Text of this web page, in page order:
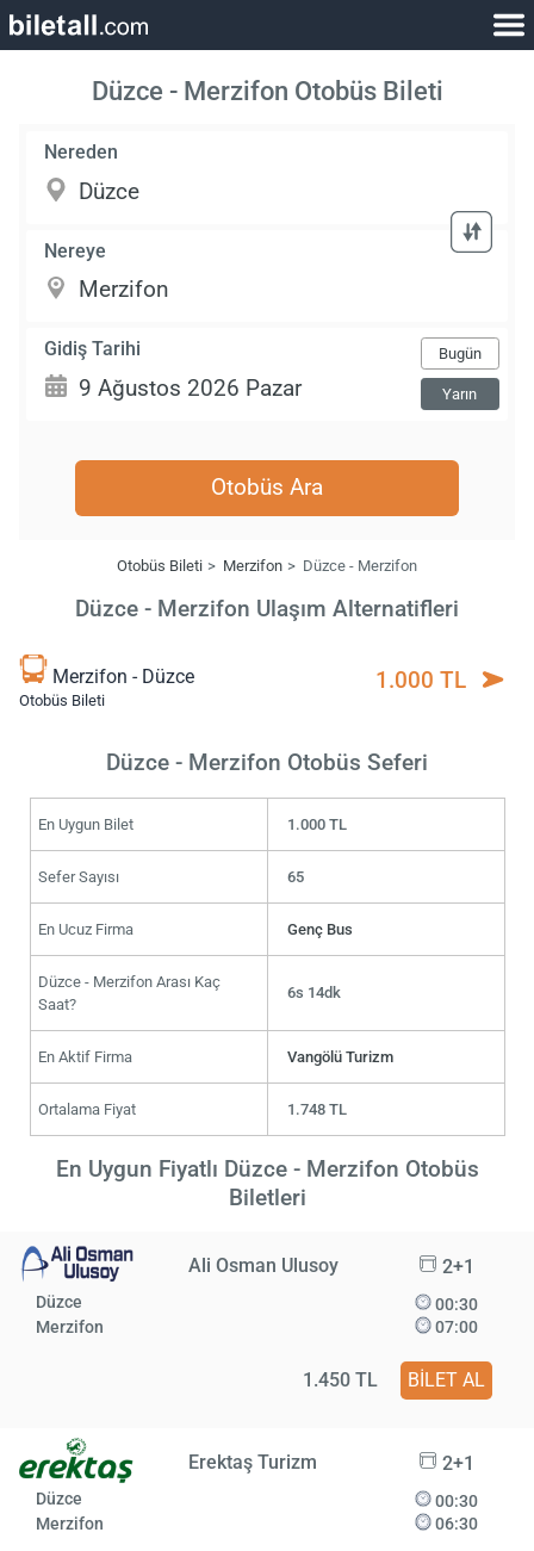
Düzce - Merzifon Otobüs Bileti
Nereden
Nereye
Gidiş Tarihi Bugün
Yarın
Otobüs Ara
Otobüs Bileti Merzifon Düzce - Merzifon
Düzce - Merzifon Ulaşım Alternatifleri
Merzifon - Düzce
Otobüs Bileti
1.000 TL
Düzce - Merzifon Otobüs Seferi
En Uygun Bilet 1.000 TL
Sefer Sayısı 65
En Ucuz Firma Genç Bus
Düzce - Merzifon Arası Kaç
Saat?
6s 14dk
En Aktif Firma Vangölü Turizm
Ortalama Fiyat 1.748 TL
En Uygun Fiyatlı Düzce - Merzifon Otobüs
Biletleri
Ali Osman Ulusoy 2+1
Düzce
Merzifon
00:30
07:00
1.450 TL BİLET AL
Erektaş Turizm 2+1
Düzce
Merzifon
00:30
06:30